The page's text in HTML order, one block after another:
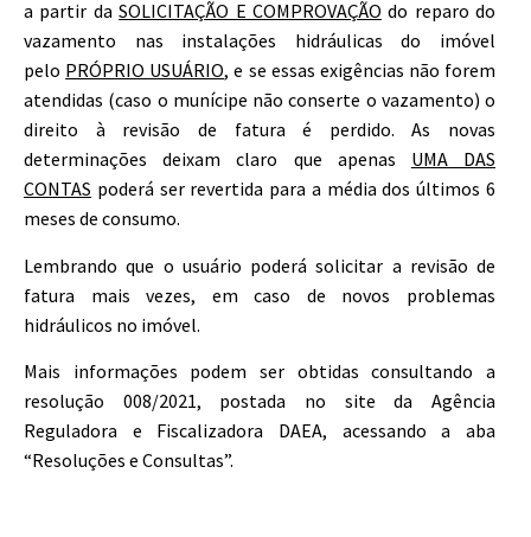
a partir daSOLICITAÇÃO E COMPROVAÇÃO do reparo do
vazamento nas instalações hidráulicas do imóvel
pelo PRÓPRIO USUÁRIO, e se essas exigências não forem
atendidas (caso o munícipe não conserte o vazamento) o
direito à revisão de fatura é perdido. As novas
determinações deixam claro que apenas UMA DAS
CONTAS poderá ser revertida para a média dos últimos 6
meses de consumo.
Lembrando que o usuário poderá solicitar a revisão de
fatura mais vezes, em caso de novos problemas
hidráulicos no imóvel.
Mais informações podem ser obtidas consultando a
resolução 008/2021, postada no site da Agência
Reguladora e Fiscalizadora DAEA, acessando a aba
“Resoluções e Consultas”.